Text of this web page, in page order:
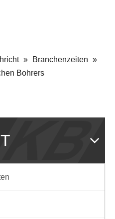
» Branchenzeiten »
Bohrers